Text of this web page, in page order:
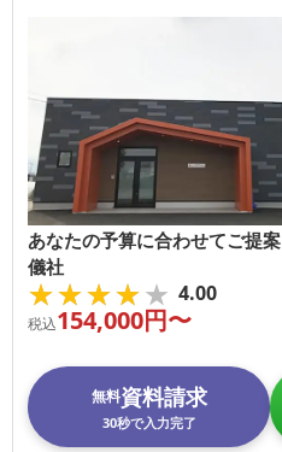
あなたの予算に合わせてご提
儀社
★★★★★
★★★★★ 4.00
税込154,000円〜
無料資料請求
30秒で入力完了